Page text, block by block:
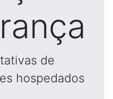
de
hospedados